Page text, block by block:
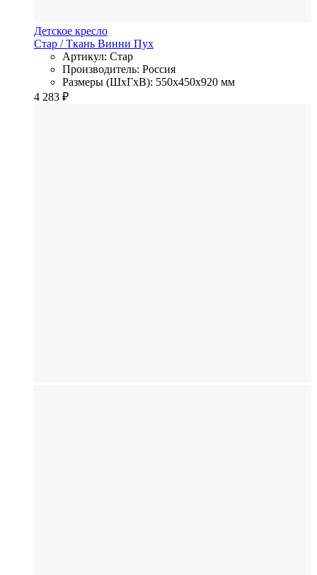
Детское кресло
Стар / Ткань Винни Пух
Артикул: Стар
Производитель: Россия
Размеры (ШхГхВ): 550x450x920 мм
4 283 ₽